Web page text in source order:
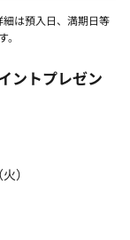
は預入日、満期日等
ントプレゼン
）